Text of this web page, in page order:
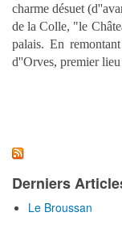
charme désuet
de la Colle, "le
palais. En
d''Orves, premier
Derniers
Le Broussan